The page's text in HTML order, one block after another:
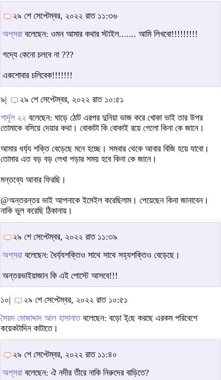
২৯ শে সেপ্টেম্বর, ২০২২ রাত ১১:৩৬
অপ্‌সরাবলেছেন: ওমন আমার কথার স্টাইল....... আমি লিখবো!!!!!!!!!
গদ্যে কেনো চলবে না ???
একশোবার চলিবেক!!!!!!!
৯|
২৯ শে সেপ্টেম্বর, ২০২২ রাত ১০:৫১
শার্দূল ২২ বলেছেন: ঘাড়ে ঠোট এরপর দুনিয়া ভাজ করে খোকা ভাই তার উপর
তোমাকে বসিয়ে দেয়ার কথা। বোকাটা কি বোকাই রয়ে গেলো কিনা কে জানে।
আমার ধর্য্য শক্তি বেড়েছে মনে হচ্ছে। সমবার থেকে আবার বিজি হয়ে যাবো।
তোমার এত বড় বড় লেখা পড়ার সময় হবে কিনা কে জানে।
মন্তব্যে আবার ফিরছি।
@অন্তরন্তর ভাই আপনাকে ইমেইল করেছিলাম। পেয়েছেন কিনা জানাবেন।
নাকি ভুল করেছি ঠিকানায়।
২৯ শে সেপ্টেম্বর, ২০২২ রাত ১১:৩৯
অপ্‌সরাবলেছেন: ধৈর্য্যশক্তিও সাথে সাথে সহ্যশক্তিও বেড়েছে।
অন্তরভাইয়াজান কি এই পোস্টে আসবে!!!
১০|
২৯ শে সেপ্টেম্বর, ২০২২ রাত ১০:৫১
সৈয়দ মোজাদ্দাদ আল হাসানাতবলেছেন: বড়ো ই্‌ছে করছে এরকম পরিবেশে
কয়েকটাদিন কাটাতে।
২৯ শে সেপ্টেম্বর, ২০২২ রাত ১১:৪০
অপ্‌সরাবলেছেন: ঐ নদীর তীরে নাকি নিরুদের বাড়িতে?